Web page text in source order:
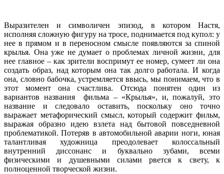
Выразителен и символичен эпизод, в котором Настя,
исполняя сложную фигуру на тросе, поднимается под купол: у
нее в прямом и в переносном смысле появляются за спиной
крылья. Она уже не думает о проблемах личной жизни, для
нее главное – как зрители воспримут ее номер, сумеет ли она
создать образ, над которым она так долго работала. И когда
она, словно бабочка, устремляется ввысь, мы понимаем, что в
этот момент она счастлива. Отсюда понятен один из
вариантов названия фильма – «Крылья», и, пожалуй, это
название и следовало оставить, поскольку оно точно
выражает метафорический смысл, который содержит фильм,
выражая образно идею взлета над бытовой повседневной
проблематикой. Потеряв в автомобильной аварии ноги, юная
талантливая художница преодолевает колоссальный
внутренний диссонанс и буквально зубами, всеми
физическими и душевными силами рвется к свету, к
полноценной творческой жизни.